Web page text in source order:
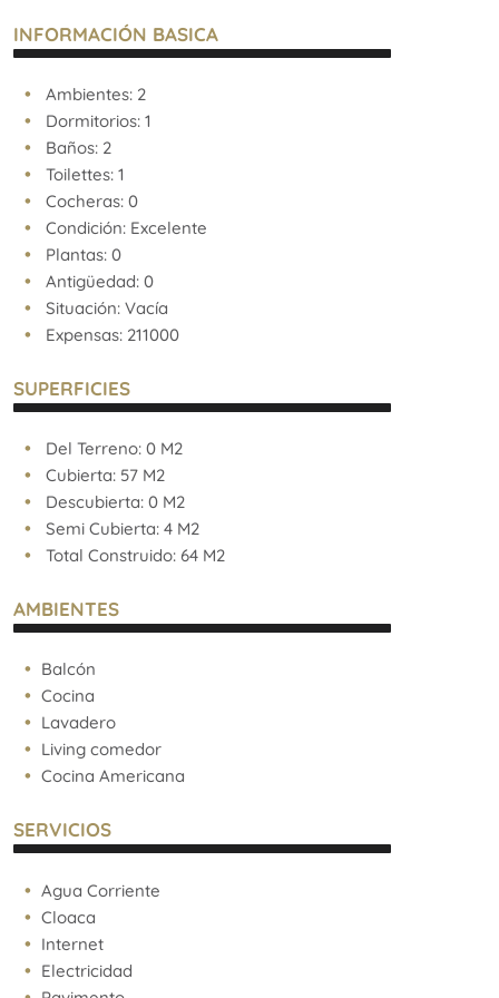
INFORMACIÓN BASICA
Ambientes: 2
Dormitorios: 1
Baños: 2
Toilettes: 1
Cocheras: 0
Condición: Excelente
Plantas: 0
Antigüedad: 0
Situación: Vacía
Expensas: 211000
SUPERFICIES
Del Terreno: 0 M2
Cubierta: 57 M2
Descubierta: 0 M2
Semi Cubierta: 4 M2
Total Construido: 64 M2
AMBIENTES
Balcón
Cocina
Lavadero
Living comedor
Cocina Americana
SERVICIOS
Agua Corriente
Cloaca
Internet
Electricidad